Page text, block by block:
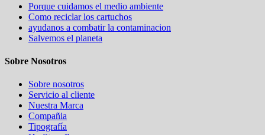
Porque cuidamos el medio ambiente
Como reciclar los cartuchos
ayudanos a combatir la contaminacion
Salvemos el planeta
Sobre Nosotros
Sobre nosotros
Servicio al cliente
Nuestra Marca
Compañia
Tipografía